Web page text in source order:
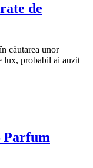
de
căutarea unor
lux, probabil ai auzit
Parfum